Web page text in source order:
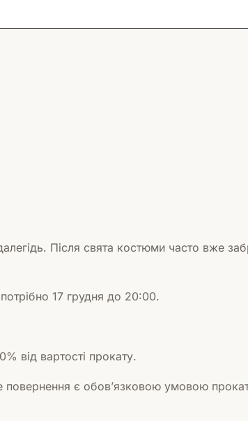
Після свята костюми часто вже
17 грудня до 20:00.
від вартості прокату.
повернення є обовʼязковою умовою